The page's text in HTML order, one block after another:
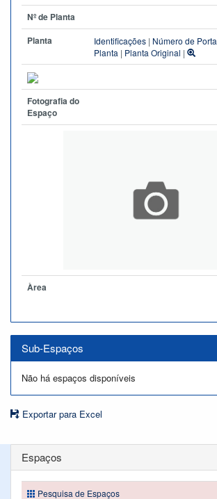
Nº de Planta
Planta
Identificações | Número de Porta
Planta | Planta Original |
Fotografia do
Espaço
Àrea
Sub-Espaços
Não há espaços disponíveis
Exportar para Excel
Espaços
Pesquisa de Espaços